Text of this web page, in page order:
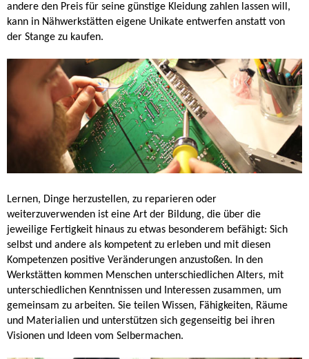
andere den Preis für seine günstige Kleidung zahlen lassen will,
kann in Nähwerkstätten eigene Unikate entwerfen anstatt von
der Stange zu kaufen.
Lernen, Dinge herzustellen, zu reparieren oder
weiterzuverwenden ist eine Art der Bildung, die über die
jeweilige Fertigkeit hinaus zu etwas besonderem befähigt: Sich
selbst und andere als kompetent zu erleben und mit diesen
Kompetenzen positive Veränderungen anzustoßen. In den
Werkstätten kommen Menschen unterschiedlichen Alters, mit
unterschiedlichen Kenntnissen und Interessen zusammen, um
gemeinsam zu arbeiten. Sie teilen Wissen, Fähigkeiten, Räume
und Materialien und unterstützen sich gegenseitig bei ihren
Visionen und Ideen vom Selbermachen.